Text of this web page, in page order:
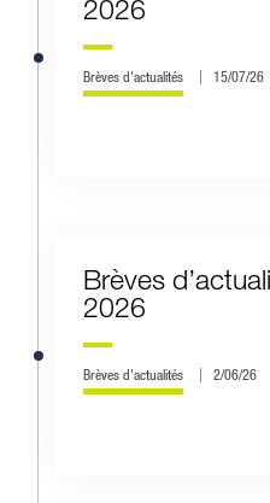
2026
Brèves d'actualités 15/07/26
Brèves
2026
Brèves d'actualités 2/06/26